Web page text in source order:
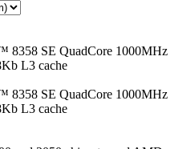
SE QuadCore 1000MHz
L3 cache
SE QuadCore 1000MHz
L3 cache